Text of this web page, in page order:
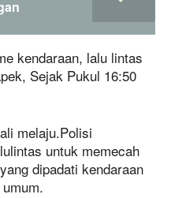
kendaraan, lalu lintas
Sejak Pukul 16:50
melaju.Polisi
untuk memecah
dipadati kendaraan